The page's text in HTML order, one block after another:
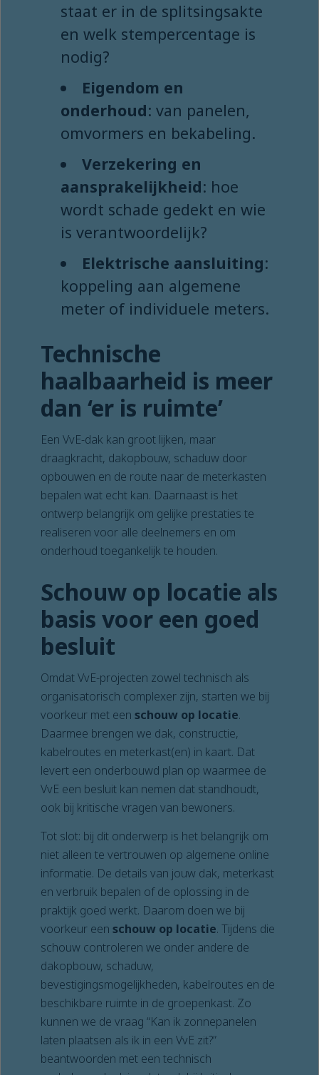
staat er in de splitsingsakte
en welk stempercentage is
nodig?
Eigendom en
onderhoud: van panelen,
omvormers en bekabeling.
Verzekering en
aansprakelijkheid: hoe
wordt schade gedekt en wie
is verantwoordelijk?
Elektrische aansluiting:
koppeling aan algemene
meter of individuele meters.
Technische
haalbaarheid is meer
dan ‘er is ruimte’
Een VvE-dak kan groot lijken, maar
draagkracht, dakopbouw, schaduw door
opbouwen en de route naar de meterkasten
bepalen wat echt kan. Daarnaast is het
ontwerp belangrijk om gelijke prestaties te
realiseren voor alle deelnemers en om
onderhoud toegankelijk te houden.
Schouw op locatie als
basis voor een goed
besluit
Omdat VvE-projecten zowel technisch als
organisatorisch complexer zijn, starten we bij
voorkeur met een schouw op locatie.
Daarmee brengen we dak, constructie,
kabelroutes en meterkast(en) in kaart. Dat
levert een onderbouwd plan op waarmee de
VvE een besluit kan nemen dat standhoudt,
ook bij kritische vragen van bewoners.
Tot slot: bij dit onderwerp is het belangrijk om
niet alleen te vertrouwen op algemene online
informatie. De details van jouw dak, meterkast
en verbruik bepalen of de oplossing in de
praktijk goed werkt. Daarom doen we bij
voorkeur een schouw op locatie. Tijdens die
schouw controleren we onder andere de
dakopbouw, schaduw,
bevestigingsmogelijkheden, kabelroutes en de
beschikbare ruimte in de groepenkast. Zo
kunnen we de vraag “Kan ik zonnepanelen
laten plaatsen als ik in een VvE zit?”
beantwoorden met een technisch